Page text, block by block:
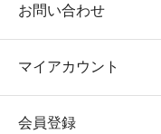
お問い合わせ
マイアカウント
会員登録